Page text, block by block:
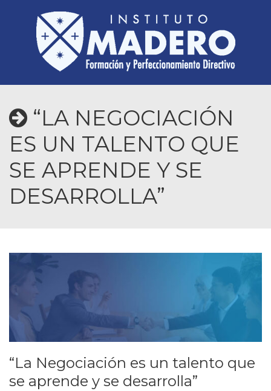
“LA NEGOCIACIÓN
ES UN TALENTO QUE
SE APRENDE Y SE
DESARROLLA”
“La Negociación es un talento que
se aprende y se desarrolla”